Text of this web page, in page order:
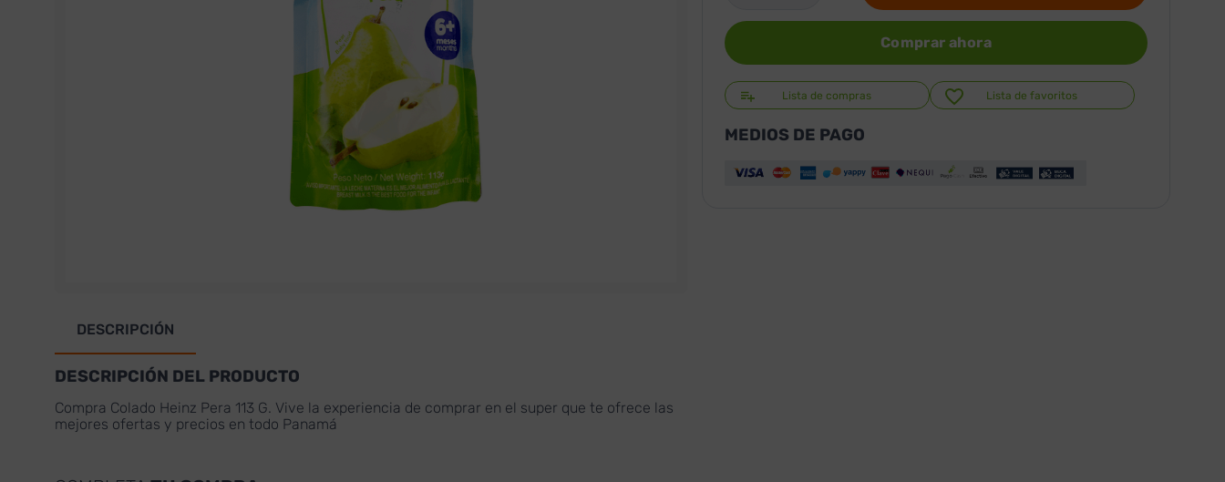
DESCRIPCIÓN
DESCRIPCIÓN DEL PRODUCTO
Compra Colado Heinz Pera 113 G. Vive la experiencia de comprar en el super que te ofrece las
mejores ofertas y precios en todo Panamá
Comprar ahora
Lista de compras Lista de favoritos
MEDIOS DE PAGO